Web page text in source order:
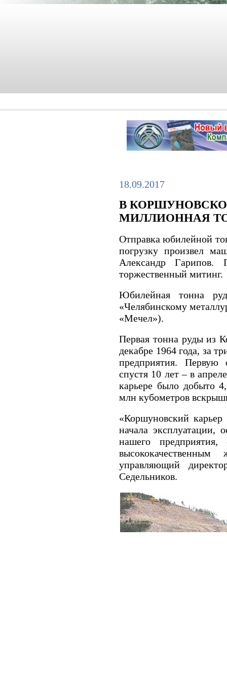
18.09.2017
В
МИЛЛИОННАЯ
Отправка юбилейной
погрузку произвел
Александр Гарипов.
торжественный митинг.
Юбилейная тонна
«Челябинскому
«Мечел»).
Первая тонна руды из
декабре 1964 года, за
предприятия.
спустя 10 лет – в
карьере было добыто
млн кубометров
«Коршуновский
начала эксплуатации,
нашего предприятия,
управляющий
Седельников.